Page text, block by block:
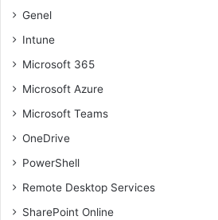
Genel
Intune
Microsoft 365
Microsoft Azure
Microsoft Teams
OneDrive
PowerShell
Remote Desktop Services
SharePoint Online